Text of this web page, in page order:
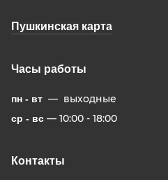
Пушкинская карта
Часы работы
пн - вт — выходные
ср - вс — 10:00 - 18:00
Контакты